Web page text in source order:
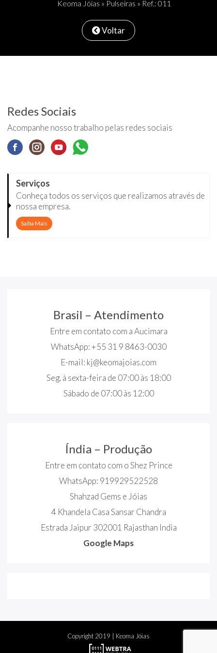
Keoma Jóias » Pulseiras » Ref.: 011
Voltar
Redes Sociais
Acompanhe nosso trabalho pelas redes sociais
Serviços
Conheça todos os serviços que realizamos através de
nossa empresa.
Saiba Mais
Brasil – Atendimento
Entre em contato com a Aucimara
WhatsApp: +55 31 9 8463-0030
E-mail: kj@keomajoias.com
Seg. à sexta-feira de 07:00 às 18:00
Sábado de 07:00 às 12:00
Índia – Produção
Entre em contato com o Shez Prince
WhatsApp: 919929522528
Shahzad Gems e Jóias
4 Khandela Casa Sansar Chandra
Estrada Jaipur 302001 Rajasthan India
Google Maps
Copyright 2019 | Keoma Jóias